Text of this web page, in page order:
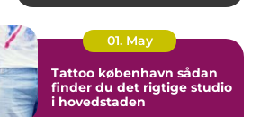
01. May
Tattoo københavn sådan
finder du det rigtige studio
i hovedstaden